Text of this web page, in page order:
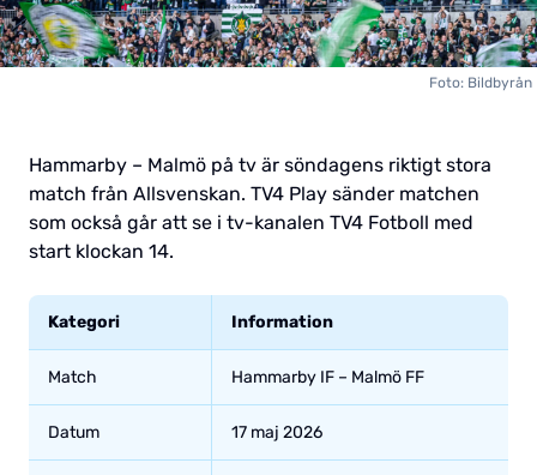
Foto: Bildbyrån
Hammarby – Malmö på tv är söndagens riktigt stora
match från Allsvenskan. TV4 Play sänder matchen
som också går att se i tv-kanalen TV4 Fotboll med
start klockan 14.
Kategori Information
Match Hammarby IF – Malmö FF
Datum 17 maj 2026